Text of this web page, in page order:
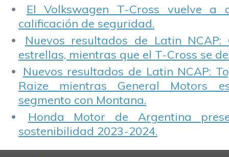
El Volkswagen T-Cross vuelve a
calificación de seguridad.
Nuevos resultados de Latin NCAP:
estrellas, mientras que el T-Cross se
Nuevos resultados de Latin NCAP:
Raize mientras General Motors
segmento con Montana.
Honda Motor de Argentina
sostenibilidad 2023-2024.